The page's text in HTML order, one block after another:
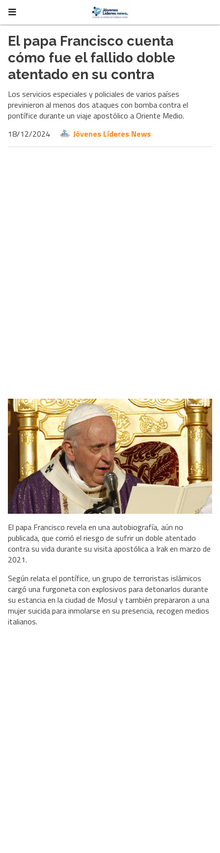
El papa Francisco cuenta
cómo fue el fallido doble
atentado en su contra
Los servicios especiales y policiales de varios países
previnieron al menos dos ataques con bomba contra el
pontífice durante un viaje apostólico a Oriente Medio.
18/12/2024
Jóvenes Líderes News
El papa Francisco revela en una autobiografía, aún no
publicada, que corrió el riesgo de sufrir un doble atentado
contra su vida durante su visita apostólica a Irak en marzo de
2021.
Según relata el pontífice, un grupo de terroristas islámicos
cargó una furgoneta con explosivos para detonarlos durante
su estancia en la ciudad de Mosul y también prepararon a una
mujer suicida para inmolarse en su presencia, recogen medios
italianos.